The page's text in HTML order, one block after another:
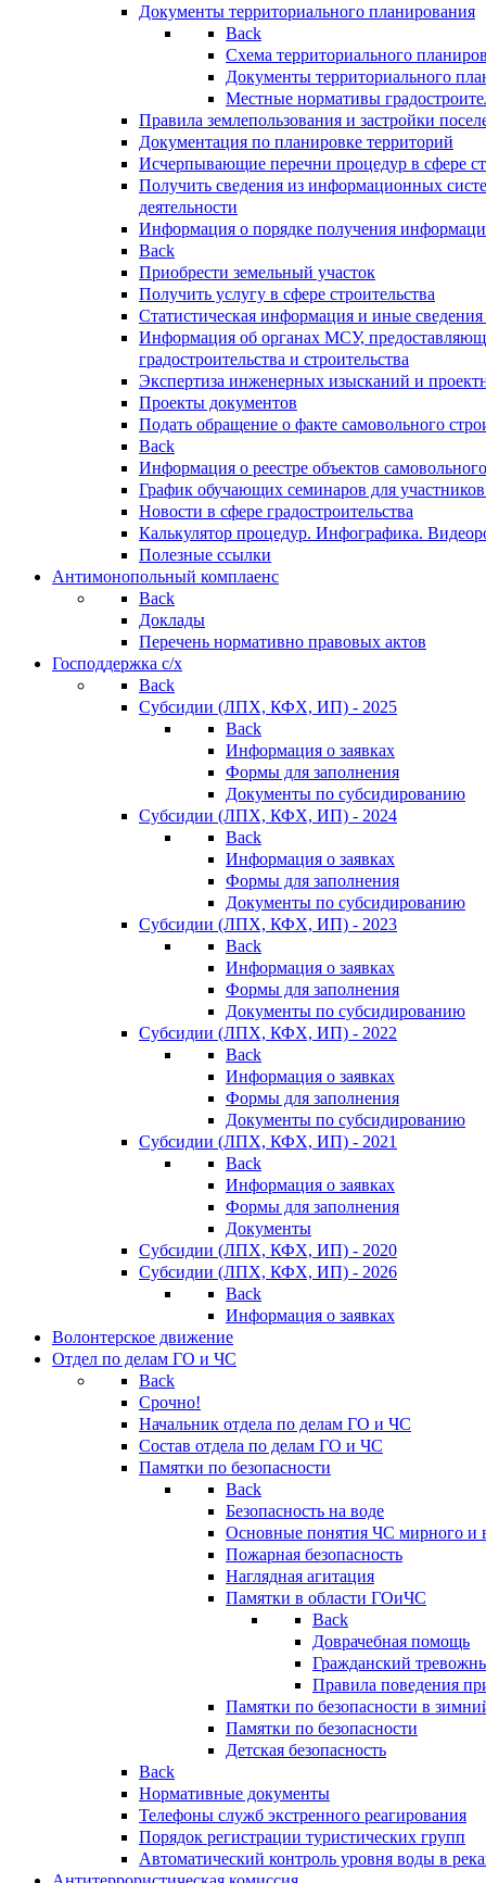
Документы территориального планирования
Back
Схема территориального
Документы территориального
Местные нормативы
Правила землепользования и застройки
Документация по планировке территорий
Исчерпывающие перечни процедур в сфере
Получить сведения из информационных
деятельности
Информация о порядке получения
Back
Приобрести земельный участок
Получить услугу в сфере строительства
Статистическая информация и иные сведения
Информация об органах МСУ,
градостроительства и строительства
Экспертиза инженерных изысканий и
Проекты документов
Подать обращение о факте самовольного
Back
Информация о реестре объектов
График обучающих семинаров для участников
Новости в сфере градостроительства
Калькулятор процедур. Инфографика.
Полезные ссылки
Антимонопольный комплаенс
Back
Доклады
Перечень нормативно правовых актов
Господдержка с/х
Back
Субсидии (ЛПХ, КФХ, ИП) - 2025
Back
Информация о заявках
Формы для заполнения
Документы по субсидированию
Субсидии (ЛПХ, КФХ, ИП) - 2024
Back
Информация о заявках
Формы для заполнения
Документы по субсидированию
Субсидии (ЛПХ, КФХ, ИП) - 2023
Back
Информация о заявках
Формы для заполнения
Документы по субсидированию
Субсидии (ЛПХ, КФХ, ИП) - 2022
Back
Информация о заявках
Формы для заполнения
Документы по субсидированию
Субсидии (ЛПХ, КФХ, ИП) - 2021
Back
Информация о заявках
Формы для заполнения
Документы
Субсидии (ЛПХ, КФХ, ИП) - 2020
Субсидии (ЛПХ, КФХ, ИП) - 2026
Back
Информация о заявках
Волонтерское движение
Отдел по делам ГО и ЧС
Back
Срочно!
Начальник отдела по делам ГО и ЧС
Состав отдела по делам ГО и ЧС
Памятки по безопасности
Back
Безопасность на воде
Основные понятия ЧС мирного и
Пожарная безопасность
Наглядная агитация
Памятки в области ГОиЧС
Back
Доврачебная помощь
Гражданский
Правила поведения
Памятки по безопасности в
Памятки по безопасности
Детская безопасность
Back
Нормативные документы
Телефоны служб экстренного реагирования
Порядок регистрации туристических групп
Автоматический контроль уровня воды в